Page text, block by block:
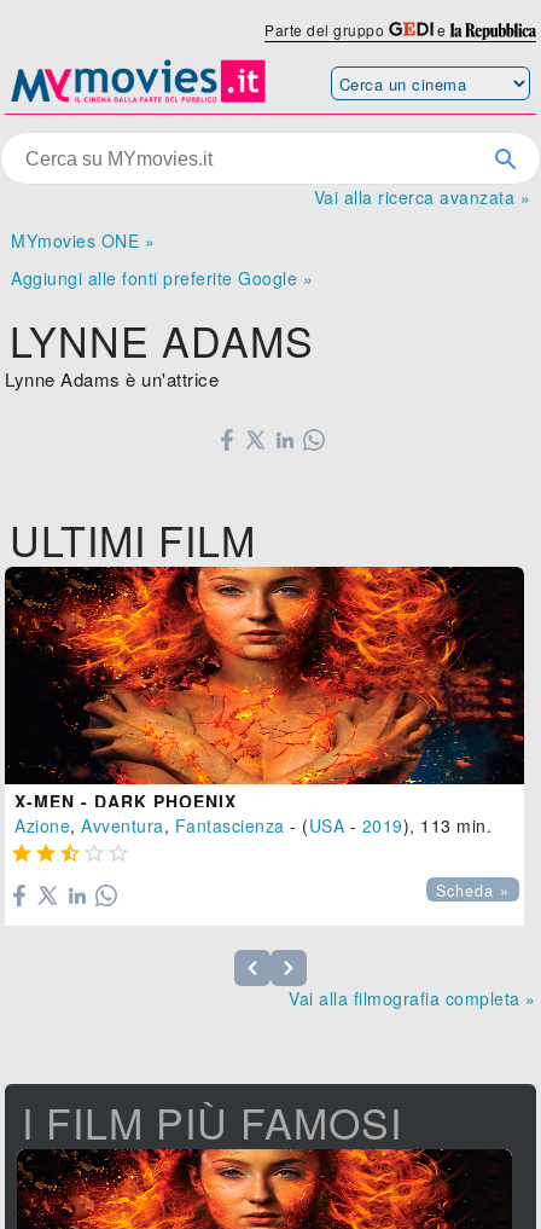
Parte del gruppo e
Vai alla ricerca avanzata »
MYmovies ONE »
Aggiungi alle fonti preferite Google »
LYNNE ADAMS
Lynne Adams è un'attrice
ULTIMI FILM
X-MEN - DARK PHOENIX
Azione,Avventura, Fantascienza - (USA - 2019), 113 min.
    
Scheda »
Vai alla filmografia completa »
I FILM PIÙ FAMOSI